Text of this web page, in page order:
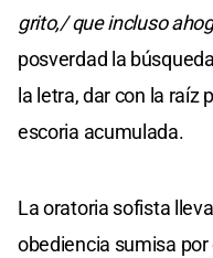
grito,/ que incluso
posverdad la
la letra, dar con la raíz
escoria acumulada.
La oratoria sofista
obediencia sumisa